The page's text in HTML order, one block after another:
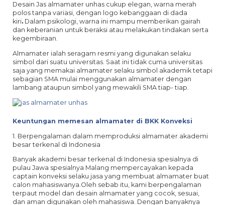
Desain Jas almamater unhas cukup elegan, warna merah
polos tanpa variasi, dengan logo kebanggaan di dada
kiri. Dalam psikologi, warna ini mampu memberikan gairah
dan keberanian untuk beraksi atau melakukan tindakan serta
kegembiraan.
Almamater ialah seragam resmi yang digunakan selaku
simbol dari suatu universitas. Saat ini tidak cuma universitas
saja yang memakai almamater selaku simbol akademik tetapi
sebagian SMA mulai menggunakan almamater dengan
lambang ataupun simbol yang mewakili SMA tiap- tiap.
Keuntungan memesan almamater di BKK Konveksi
1. Berpengalaman dalam memproduksi almamater akademi
besar terkenal di Indonesia
Banyak akademi besar terkenal di Indonesia spesialnya di
pulau Jawa spesialnya Malang mempercayakan kepada
captain konveksi selaku jasa yang membuat almamater buat
calon mahasiswanya.Oleh sebab itu, kami berpengalaman
terpaut model dan desain almamater yang cocok, sesuai,
dan aman digunakan oleh mahasiswa. Dengan banyaknya